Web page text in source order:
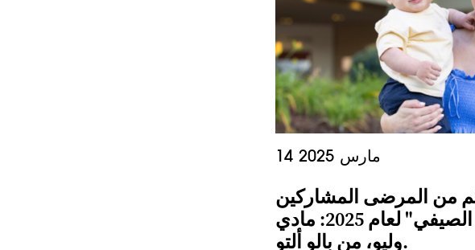
14 مارس 2025
من المرضى المشاركين
في فعالية "الركض الصيفي" لعام 2025: مادي
وليو، من بالو ألتو.